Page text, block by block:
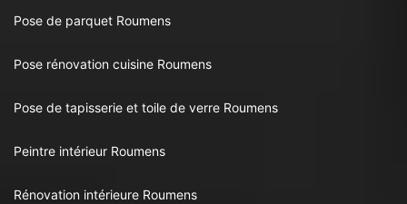
Pose de parquet Roumens
Pose rénovation cuisine Roumens
Pose de tapisserie et toile de verre Roumens
Peintre intérieur Roumens
Rénovation intérieure Roumens